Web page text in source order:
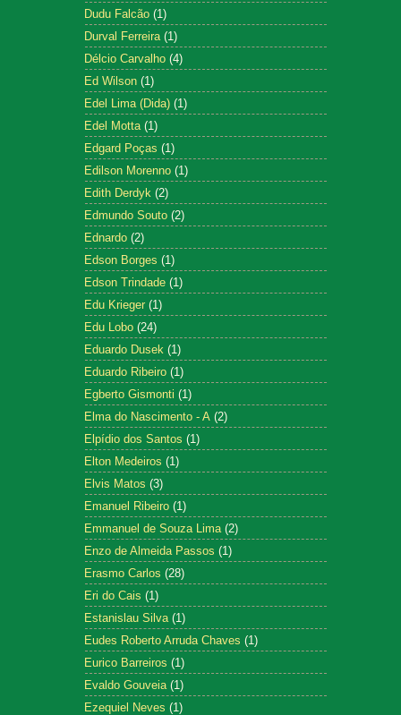
Dudu Falcão (1)
Durval Ferreira (1)
Délcio Carvalho (4)
Ed Wilson (1)
Edel Lima (Dida) (1)
Edel Motta (1)
Edgard Poças (1)
Edilson Morenno (1)
Edith Derdyk (2)
Edmundo Souto (2)
Ednardo (2)
Edson Borges (1)
Edson Trindade (1)
Edu Krieger (1)
Edu Lobo (24)
Eduardo Dusek (1)
Eduardo Ribeiro (1)
Egberto Gismonti (1)
Elma do Nascimento - A (2)
Elpídio dos Santos (1)
Elton Medeiros (1)
Elvis Matos (3)
Emanuel Ribeiro (1)
Emmanuel de Souza Lima (2)
Enzo de Almeida Passos (1)
Erasmo Carlos (28)
Eri do Cais (1)
Estanislau Silva (1)
Eudes Roberto Arruda Chaves (1)
Eurico Barreiros (1)
Evaldo Gouveia (1)
Ezequiel Neves (1)